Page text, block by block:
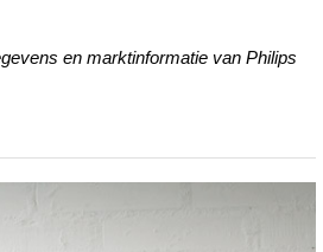
en marktinformatie van Philips
about/news/